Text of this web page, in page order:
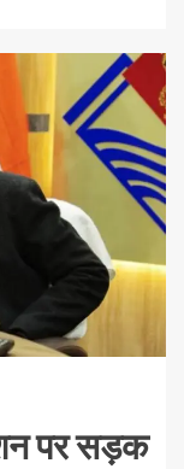
पर सड़क